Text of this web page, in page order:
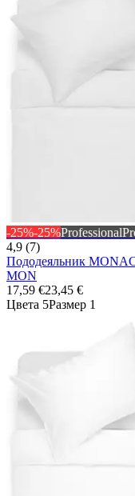
-25%-25%Professional
4,9 (7)
Пододеяльник
MON
17,59 €23,45 €
Цвета 5Размер 1